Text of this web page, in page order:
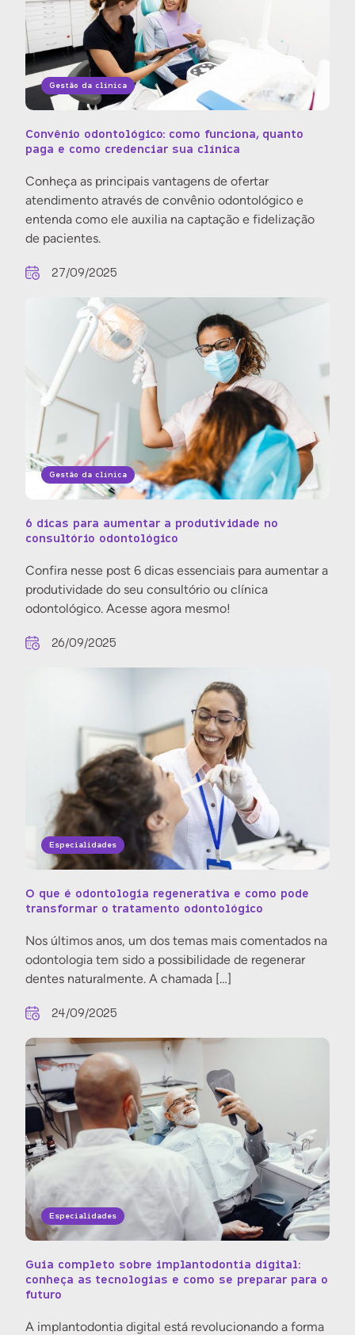
Gestão da clínica
Convênio odontológico: como funciona, quanto
paga e como credenciar sua clínica
Conheça as principais vantagens de ofertar
atendimento através de convênio odontológico e
entenda como ele auxilia na captação e fidelização
de pacientes.
27/09/2025
Gestão da clínica
6 dicas para aumentar a produtividade no
consultório odontológico
Confira nesse post 6 dicas essenciais para aumentar a
produtividade do seu consultório ou clínica
odontológico. Acesse agora mesmo!
26/09/2025
Especialidades
O que é odontologia regenerativa e como pode
transformar o tratamento odontológico
Nos últimos anos, um dos temas mais comentados na
odontologia tem sido a possibilidade de regenerar
dentes naturalmente. A chamada […]
24/09/2025
Especialidades
Guia completo sobre implantodontia digital:
conheça as tecnologias e como se preparar para o
futuro
A implantodontia digital está revolucionando a forma